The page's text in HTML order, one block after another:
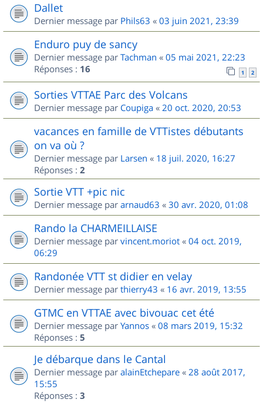
Dallet
Dernier message par Phils63 « 03 juin 2021, 23:39
Enduro puy de sancy
Dernier message par Tachman « 05 mai 2021, 22:23
Réponses : 16 1 2
Sorties VTTAE Parc des Volcans
Dernier message par Coupiga « 20 oct. 2020, 20:53
vacances en famille de VTTistes débutants
on va où ?
Dernier message par Larsen « 18 juil. 2020, 16:27
Réponses : 2
Sortie VTT +pic nic
Dernier message par arnaud63 « 30 avr. 2020, 01:08
Rando la CHARMEILLAISE
Dernier message par vincent.moriot « 04 oct. 2019,
06:29
Randonée VTT st didier en velay
Dernier message par thierry43 « 16 avr. 2019, 13:55
GTMC en VTTAE avec bivouac cet été
Dernier message par Yannos « 08 mars 2019, 15:32
Réponses : 5
Je débarque dans le Cantal
Dernier message par alainEtchepare « 28 août 2017,
15:55
Réponses : 3